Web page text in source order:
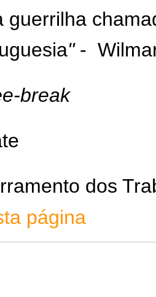
guerrilha
"-
break
dos
página